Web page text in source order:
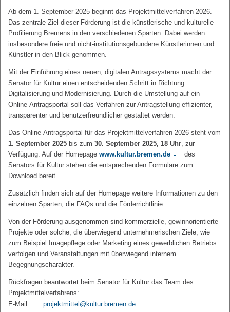
Ab dem 1. September 2025 beginnt das Projektmittelverfahren 2026.
Das zentrale Ziel dieser Förderung ist die künstlerische und kulturelle
Profilierung Bremens in den verschiedenen Sparten. Dabei werden
insbesondere freie und nicht-institutionsgebundene Künstlerinnen und
Künstler in den Blick genommen.
Mit der Einführung eines neuen, digitalen Antragssystems macht der
Senator für Kultur einen entscheidenden Schritt in Richtung
Digitalisierung und Modernisierung. Durch die Umstellung auf ein
Online-Antragsportal soll das Verfahren zur Antragstellung effizienter,
transparenter und benutzerfreundlicher gestaltet werden.
Das Online-Antragsportal für das Projektmittelverfahren 2026 steht vom
1. September 2025 bis zum 30. September 2025, 18 Uhr, zur
Verfügung. Auf der Homepage www.kultur.bremen.de
des
Senators für Kultur stehen die entsprechenden Formulare zum
Download bereit.
Zusätzlich finden sich auf der Homepage weitere Informationen zu den
einzelnen Sparten, die FAQs und die Förderrichtlinie.
Von der Förderung ausgenommen sind kommerzielle, gewinnorientierte
Projekte oder solche, die überwiegend unternehmerischen Ziele, wie
zum Beispiel Imagepflege oder Marketing eines gewerblichen Betriebs
verfolgen und Veranstaltungen mit überwiegend internem
Begegnungscharakter.
Rückfragen beantwortet beim Senator für Kultur das Team des
Projektmittelverfahrens:
E-Mail:
projektmittel@kultur.bremen.de.